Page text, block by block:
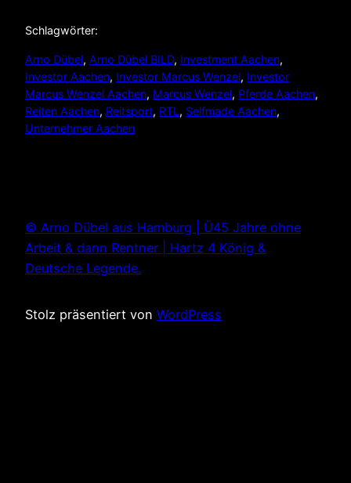
Schlagwörter:
Arno Dübel, Arno Dübel BILD, Investment Aachen
Investor Aachen, Investor Marcus Wenzel, Investor
Marcus Wenzel Aachen, Marcus Wenzel, Pferde Aachen
Reiten Aachen, Reitsport, RTL, Selfmade Aachen
Unternehmer Aachen
© Arno Dübel aus Hamburg | Ü45 Jahre ohne
Arbeit & dann Rentner | Hartz 4 König &
Deutsche Legende.
Stolz präsentiert von WordPress